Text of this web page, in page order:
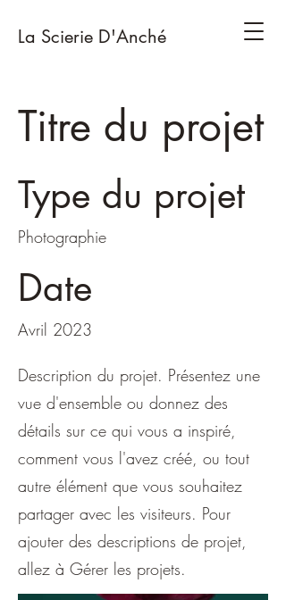
La Scierie D'Anché
Titre du projet
Type du projet
Photographie
Date
Avril 2023
Description du projet. Présentez une
vue d'ensemble ou donnez des
détails sur ce qui vous a inspiré,
comment vous l'avez créé, ou tout
autre élément que vous souhaitez
partager avec les visiteurs. Pour
ajouter des descriptions de projet,
allez à Gérer les projets.